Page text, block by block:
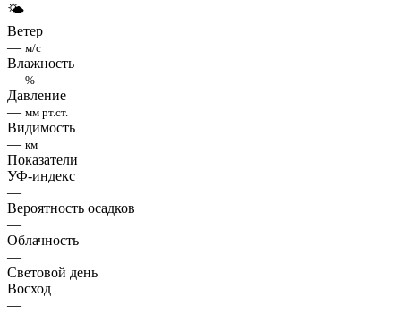
🌤
Ветер
— м/с
Влажность
— %
Давление
— мм рт.ст.
Видимость
— км
Показатели
УФ-индекс
—
Вероятность осадков
—
Облачность
—
Световой день
Восход
—